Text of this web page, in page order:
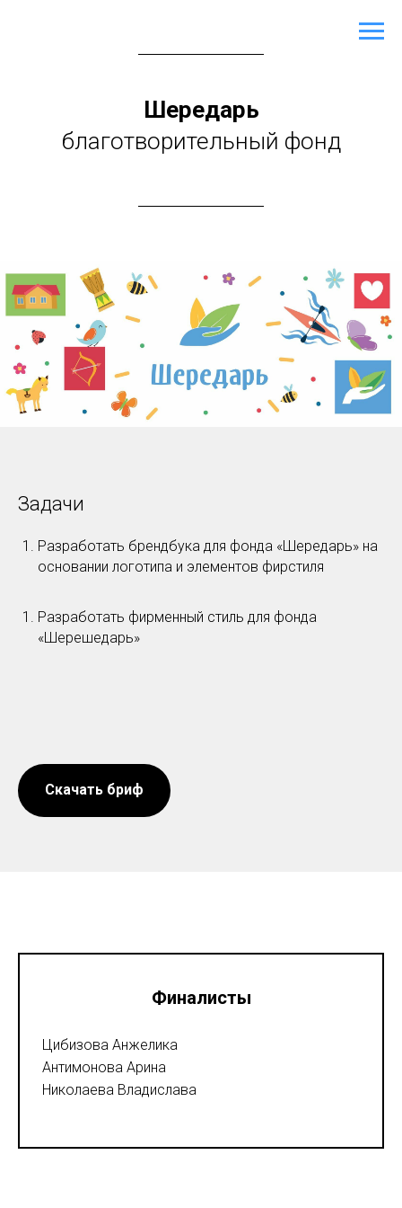
Шередарь
благотворительный фонд
Задачи
Разработать брендбука для фонда «Шередарь» на
основании логотипа и элементов фирстиля
Разработать фирменный стиль для фонда
«Шерешедарь»
Скачать бриф
Финалисты
Цибизова Анжелика
Антимонова Арина
Николаева Владислава